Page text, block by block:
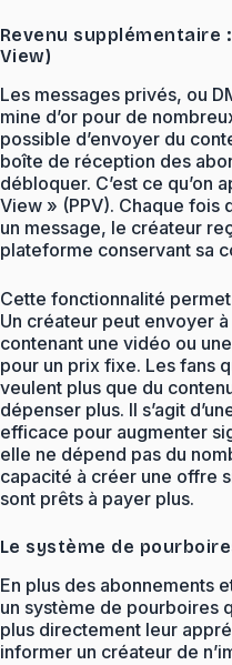
Revenu supplémentaire
View)
Les messages privés, ou
mine d’or pour de
possible d’envoyer du
boîte de réception des
débloquer. C’est ce qu’on
View » (PPV). Chaque fois
un message, le créateur
plateforme conservant sa
Cette fonctionnalité
Un créateur peut envoyer
contenant une vidéo ou
pour un prix fixe. Les fans
veulent plus que du
dépenser plus. Il s’agit
efficace pour augmenter
elle ne dépend pas du
capacité à créer une offre
sont prêts à payer plus.
Le système de
En plus des abonnements
un système de pourboires
plus directement leur
informer un créateur de